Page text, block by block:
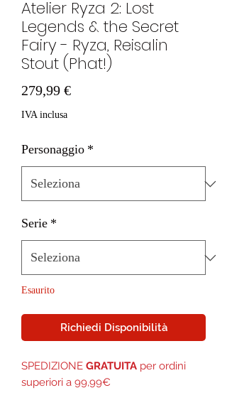
Atelier Ryza 2: Lost
Legends & the Secret
Fairy - Ryza, Reisalin
Stout (Phat!)
279,99 €Prezzo
IVA inclusa
Personaggio *
Serie *
Esaurito
Richiedi Disponibilità
SPEDIZIONE GRATUITA per ordini
superiori a 99,99€